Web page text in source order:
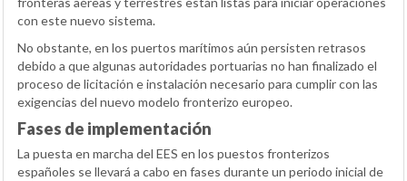
con este nuevo sistema.
No obstante, en los puertos marítimos aún persisten retrasos
debido a que algunas autoridades portuarias no han finalizado el
proceso de licitación e instalación necesario para cumplir con las
exigencias del nuevo modelo fronterizo europeo.
Fases de implementación
La puesta en marcha del EES en los puestos fronterizos
españoles se llevará a cabo en fases durante un periodo inicial de